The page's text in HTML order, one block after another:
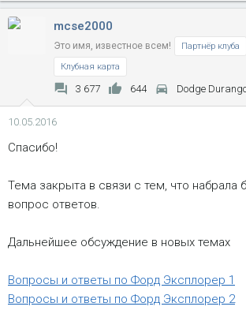
mcse2000
Это имя, известное всем! Партнёр клуба
Клубная карта
3 677 644 Dodge
10.05.2016
Спасибо!
Тема закрыта в связи с тем, что набрала
вопрос ответов.
Дальнейшее обсуждение в новых темах
Вопросы и ответы по Форд Эксплорер 1
Вопросы и ответы по Форд Эксплорер 2